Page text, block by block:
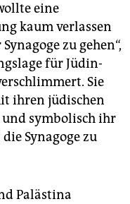
eine
kaum verlassen
zu gehen“,
für Jü­din­
Sie
ihren jüdischen
symbolisch ihr
Synagoge zu
Palästina